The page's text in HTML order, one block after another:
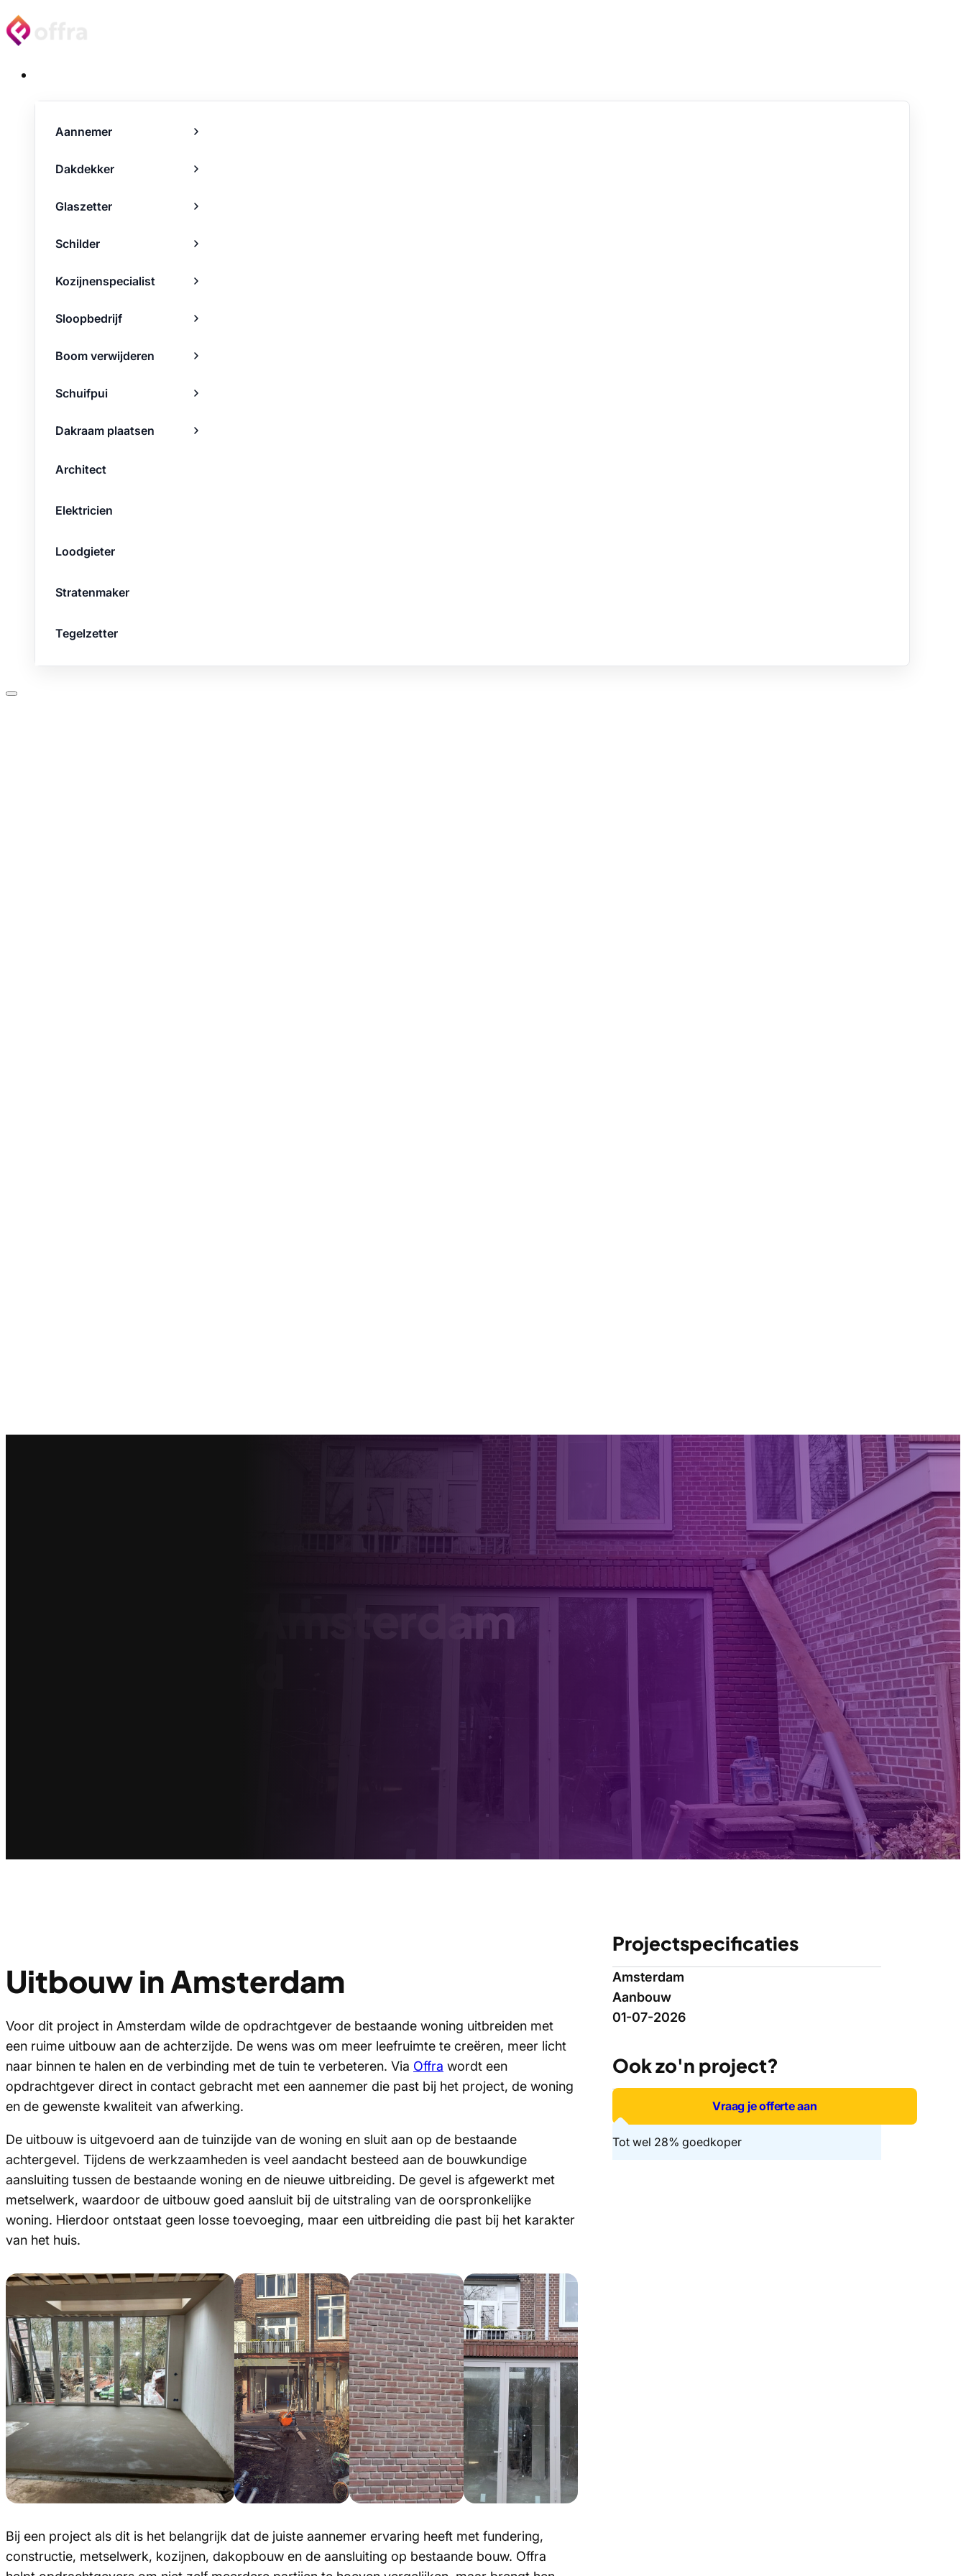
Aannemer
Dakdekker
Glaszetter
Schilder
Kozijnenspecialist
Sloopbedrijf
Boom verwijderen
Schuifpui
Dakraam plaatsen
Architect
Elektricien
Loodgieter
Stratenmaker
Tegelzetter
Uitbouw in Amsterdam
Uitbouw in Amsterdam
Voor dit project in Amsterdam wilde de opdrachtgever de bestaande woning uitbreiden met
een ruime uitbouw aan de achterzijde. De wens was om meer leefruimte te creëren, meer licht
naar binnen te halen en de verbinding met de tuin te verbeteren. Via Offra wordt een
opdrachtgever direct in contact gebracht met een aannemer die past bij het project, de woning
en de gewenste kwaliteit van afwerking.
De uitbouw is uitgevoerd aan de tuinzijde van de woning en sluit aan op de bestaande
achtergevel. Tijdens de werkzaamheden is veel aandacht besteed aan de bouwkundige
aansluiting tussen de bestaande woning en de nieuwe uitbreiding. De gevel is afgewerkt met
metselwerk, waardoor de uitbouw goed aansluit bij de uitstraling van de oorspronkelijke
woning. Hierdoor ontstaat geen losse toevoeging, maar een uitbreiding die past bij het karakter
van het huis.
Bij een project als dit is het belangrijk dat de juiste aannemer ervaring heeft met fundering,
constructie, metselwerk, kozijnen, dakopbouw en de aansluiting op bestaande bouw. Offra
Projectspecificaties
Amsterdam
Aanbouw
01-07-2026
Ook zo'n project?
Vraag je offerte aan
Tot wel 28% goedkoper